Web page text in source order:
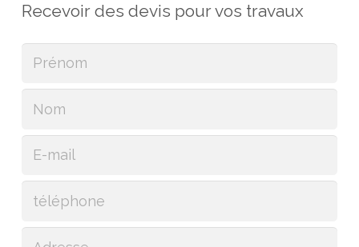
Recevoir des devis pour vos travaux